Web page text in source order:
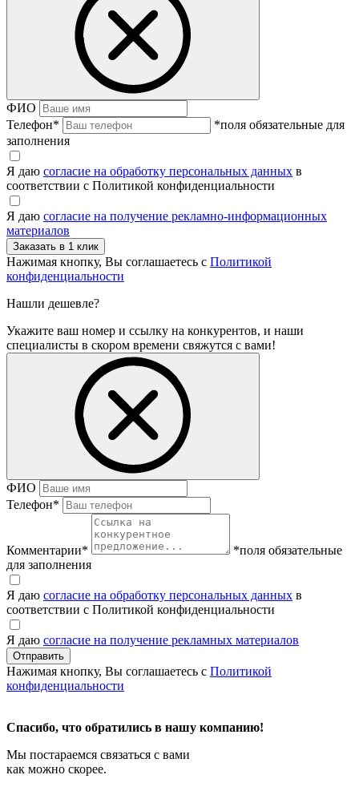
ФИО
Телефон*
*поля обязательные для
заполнения
Я даю согласие на обработку персональных данных в
соответствии с Политикой конфиденциальности
Я даю согласие на получение рекламно-информационных
материалов
Нажимая кнопку, Вы соглашаетесь с Политикой
конфиденциальности
Нашли дешевле?
Укажите ваш номер и ссылку на конкурентов, и наши
специалисты в скором времени свяжутся с вами!
ФИО
Телефон*
Комментарии*
*поля обязательные
для заполнения
Я даю согласие на обработку персональных данных в
соответствии с Политикой конфиденциальности
Я даю согласие на получение рекламных материалов
Нажимая кнопку, Вы соглашаетесь с Политикой
конфиденциальности
Спасибо, что обратились в нашу компанию!
Мы постараемся связаться с вами
как можно скорее.